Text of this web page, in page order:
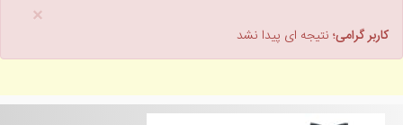
×
کاربر گرامی؛ نتیجه ای پیدا نشد